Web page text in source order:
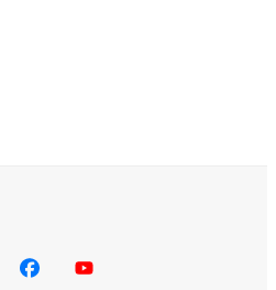
facebook
youtube